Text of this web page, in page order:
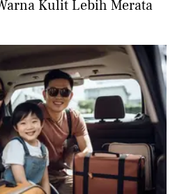
Kulit Lebih Merata